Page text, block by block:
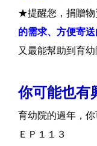
★提醒您，捐贈物
的需求、方便寄
又最能幫助到育幼
你可能也有
育幼院的過年，
ＥＰ１１３